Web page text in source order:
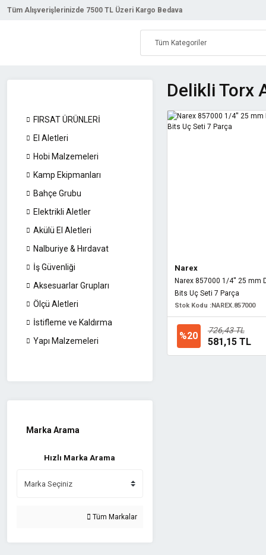
Tüm Alışverişlerinizde 7500 TL Üzeri Kargo Bedava
FIRSAT ÜRÜNLERİ
El Aletleri
Hobi Malzemeleri
Kamp Ekipmanları
Bahçe Grubu
Elektrikli Aletler
Akülü El Aletleri
Nalburiye & Hırdavat
İş Güvenliği
Aksesuarlar Grupları
Ölçü Aletleri
İstifleme ve Kaldırma
Yapı Malzemeleri
Marka Arama
Hızlı Marka Arama
Tüm Markalar
Delikli Torx
Narex
Narex 857000 1/4'' 25 mm
Bits Uç Seti 7 Parça
Stok Kodu :NAREX.857000
%20 726,43 TL
581,15 TL